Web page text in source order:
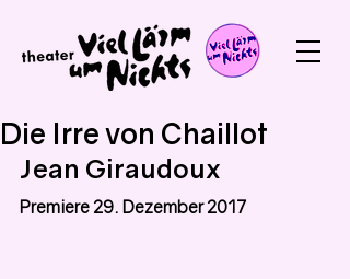
Die Irre von Chaillot
Jean Giraudoux
Premiere 29. Dezember 2017